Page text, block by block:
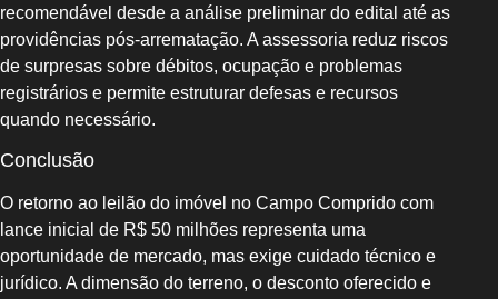
recomendável desde a análise preliminar do edital até as
providências pós-arrematação. A assessoria reduz riscos
de surpresas sobre débitos, ocupação e problemas
registrários e permite estruturar defesas e recursos
quando necessário.
Conclusão
O retorno ao leilão do imóvel no Campo Comprido com
lance inicial de R$ 50 milhões representa uma
oportunidade de mercado, mas exige cuidado técnico e
jurídico. A dimensão do terreno, o desconto oferecido e